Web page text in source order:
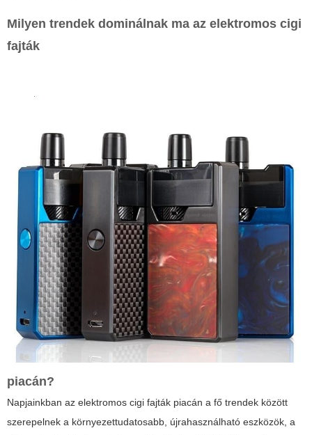
Milyen trendek dominálnak ma az elektromos cigi
fajták
piacán?
Napjainkban az elektromos cigi fajták piacán a fő trendek között
szerepelnek a környezettudatosabb, újrahasználható eszközök, a